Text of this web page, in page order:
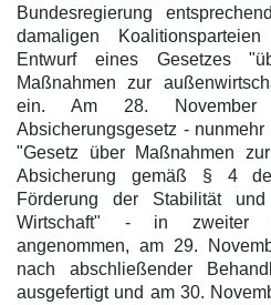
Bundesregierung
damaligen
Entwurf eines Gesetzes
Maßnahmen zur
ein. Am 28.
Absicherungsgesetz -
"Gesetz über Maßnahmen
Absicherung gemäß § 4
Förderung der Stabilität
Wirtschaft" - in zweiter
angenommen, am 29.
nach abschließender
ausgefertigt und am 30.